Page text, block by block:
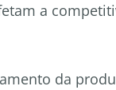
a
da